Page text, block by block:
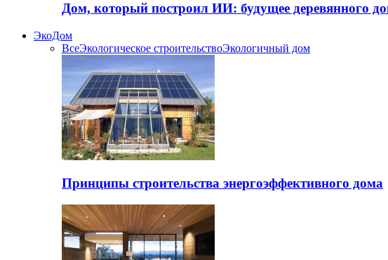
Дом, который построил ИИ: будущее деревянного
ЭкоДом
ВсеЭкологическое строительствоЭкологичный дом
Принципы строительства энергоэффективного дома